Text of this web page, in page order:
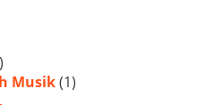
Musik(1)